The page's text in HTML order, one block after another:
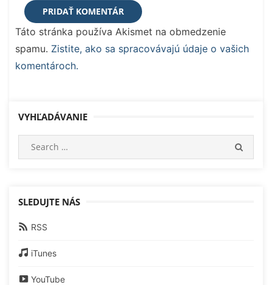
Táto stránka používa Akismet na obmedzenie
spamu. Zistite, ako sa spracovávajú údaje o vašich
komentároch.
VYHĽADÁVANIE
SLEDUJTE NÁS
RSS
iTunes
YouTube